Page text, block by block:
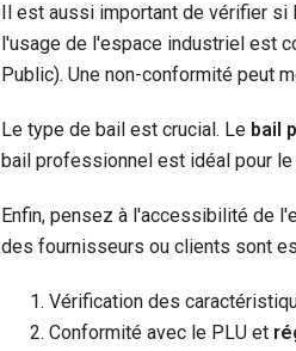
Il est aussi important de vérifier si
l'usage de l'espace industriel est
Public). Une non-conformité peut
Le type de bail est crucial. Le bail
bail professionnel est idéal pour
Enfin, pensez à l'accessibilité de
des fournisseurs ou clients sont
Vérification des
Conformité avec le PLU et